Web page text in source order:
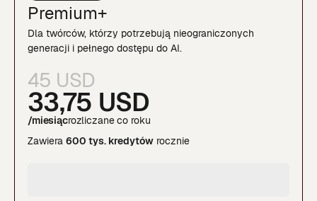
Premium+
Dla twórców, którzy potrzebują nieograniczonych
generacji i pełnego dostępu do AI.
45 USD
33,75 USD
/miesiącrozliczane co roku
Zawiera 600 tys. kredytów rocznie